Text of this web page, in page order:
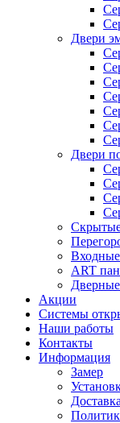
Двери
Двери
ART
Акции
Системы
Наши работы
Контакты
Информация
Замер
Доставка